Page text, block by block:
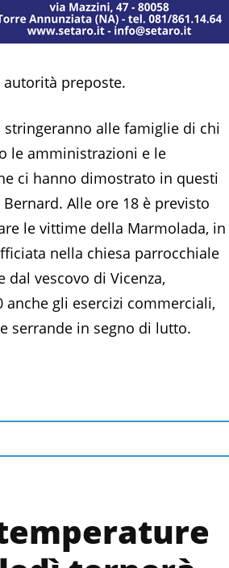
preposte.
alle famiglie di chi
le amministrazioni e le
ci hanno dimostrato in questi
Alle ore 18 è previsto
le vittime della Marmolada, in
nella chiesa parrocchiale
dal vescovo di Vicenza,
anche gli esercizi commerciali,
serrande in segno di lutto.